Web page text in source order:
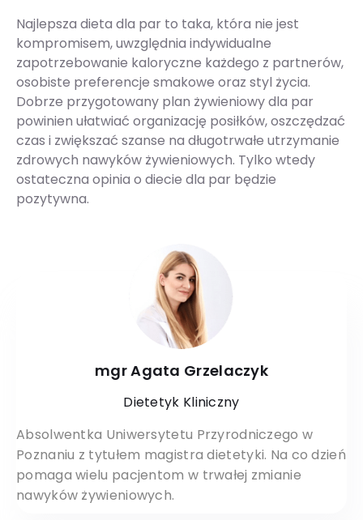
Najlepsza dieta dla par to taka, która nie jest
kompromisem, uwzględnia indywidualne
zapotrzebowanie kaloryczne każdego z partnerów,
osobiste preferencje smakowe oraz styl życia.
Dobrze przygotowany plan żywieniowy dla par
powinien ułatwiać organizację posiłków, oszczędzać
czas i zwiększać szanse na długotrwałe utrzymanie
zdrowych nawyków żywieniowych. Tylko wtedy
ostateczna opinia o diecie dla par będzie
pozytywna.
mgr Agata Grzelaczyk
Dietetyk Kliniczny
Absolwentka Uniwersytetu Przyrodniczego w
Poznaniu z tytułem magistra dietetyki. Na co dzień
pomaga wielu pacjentom w trwałej zmianie
nawyków żywieniowych.